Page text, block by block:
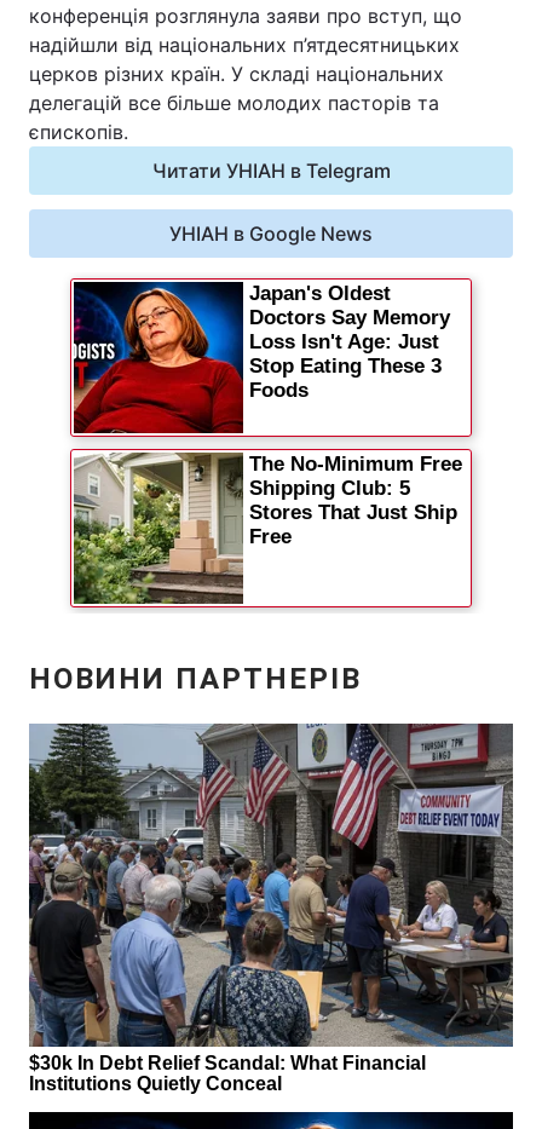
Моніторинг Пресцентр
конференція розглянула заяви про вступ, що
надійшли від національних п’ятдесятницьких
церков різних країн. У складі національних
делегацій все більше молодих пасторів та
єпископів.
Читати УНІАН в Telegram
УНІАН в Google News